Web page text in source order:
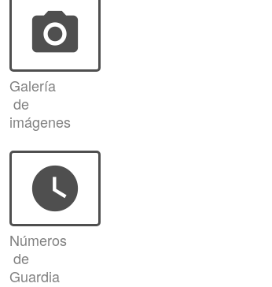
photo_camera
Galería
de
imágenes
watch_later
Números
de
Guardia